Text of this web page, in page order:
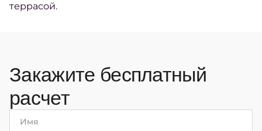
террасой.
Закажите бесплатный
расчет